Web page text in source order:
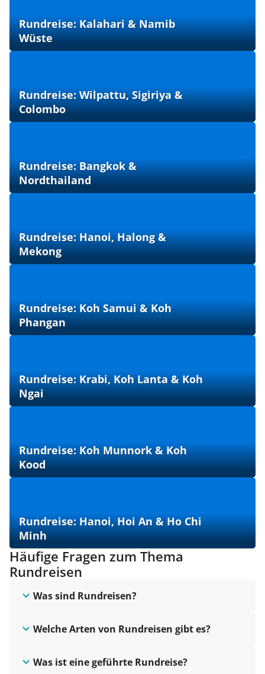
Rundreise: Kalahari & Namib
Wüste
Rundreise: Wilpattu, Sigiriya &
Colombo
Rundreise: Bangkok &
Nordthailand
Rundreise: Hanoi, Halong &
Mekong
Rundreise: Koh Samui & Koh
Phangan
Rundreise: Krabi, Koh Lanta & Koh
Ngai
Rundreise: Koh Munnork & Koh
Kood
Rundreise: Hanoi, Hoi An & Ho Chi
Minh
Häufige Fragen zum Thema
Rundreisen
Was sind Rundreisen?
Welche Arten von Rundreisen gibt es?
Was ist eine geführte Rundreise?